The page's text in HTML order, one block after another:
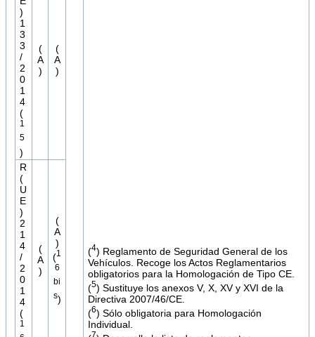
(4) Reglamento de Seguridad General de los
Vehículos. Recoge los Actos Reglamentarios
obligatorios para la Homologación de Tipo CE.
(5) Sustituye los anexos V, X, XV y XVI de la
Directiva 2007/46/CE.
(6) Sólo obligatoria para Homologación
Individual.
7
)
1
3
3
/
2
0
1
4
(
1
5
)
(
A
)
(
A
)
R
(
U
E
)
2
1
4
/
2
0
1
4
(
1
(
A
)
(
A
)
(1
6
bi
s)